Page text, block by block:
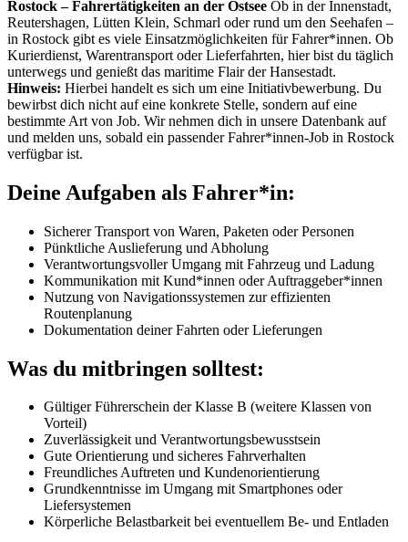
Rostock – Fahrertätigkeiten an der Ostsee Ob in der Innenstadt,
Reutershagen, Lütten Klein, Schmarl oder rund um den Seehafen –
in Rostock gibt es viele Einsatzmöglichkeiten für Fahrer*innen. Ob
Kurierdienst, Warentransport oder Lieferfahrten, hier bist du täglich
unterwegs und genießt das maritime Flair der Hansestadt.
Hinweis: Hierbei handelt es sich um eine Initiativbewerbung. Du
bewirbst dich nicht auf eine konkrete Stelle, sondern auf eine
bestimmte Art von Job. Wir nehmen dich in unsere Datenbank auf
und melden uns, sobald ein passender Fahrer*innen-Job in Rostock
verfügbar ist.
Deine Aufgaben als Fahrer*in:
Sicherer Transport von Waren, Paketen oder Personen
Pünktliche Auslieferung und Abholung
Verantwortungsvoller Umgang mit Fahrzeug und Ladung
Kommunikation mit Kund*innen oder Auftraggeber*innen
Nutzung von Navigationssystemen zur effizienten
Routenplanung
Dokumentation deiner Fahrten oder Lieferungen
Was du mitbringen solltest:
Gültiger Führerschein der Klasse B (weitere Klassen von
Vorteil)
Zuverlässigkeit und Verantwortungsbewusstsein
Gute Orientierung und sicheres Fahrverhalten
Freundliches Auftreten und Kundenorientierung
Grundkenntnisse im Umgang mit Smartphones oder
Liefersystemen
Körperliche Belastbarkeit bei eventuellem Be- und Entladen